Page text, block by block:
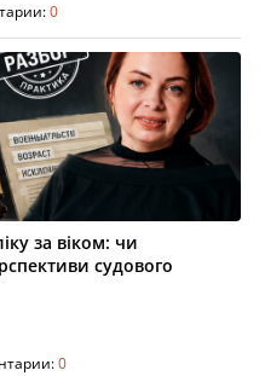
0
за віком: чи
судового
0